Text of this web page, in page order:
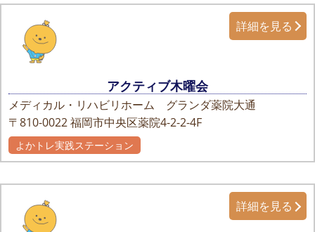
アクティブ木曜会
メディカル・リハビリホーム グランダ薬院大通
〒810-0022福岡市中央区薬院4-2-2-4F
詳細を見る
よかトレ実践ステーション
詳細を見る